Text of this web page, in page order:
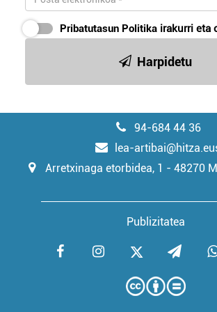
Pribatutasun Politika irakurri eta
Harpidetu
94-684 44 36
lea-
Arretxinaga etorbidea, 1 - 48270
Publizitatea